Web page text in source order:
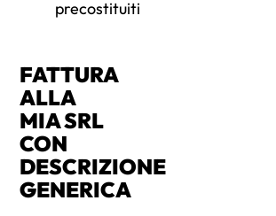
precostituiti
FATTURA
ALLA
MIA SRL
CON
DESCRIZIONE
GENERICA